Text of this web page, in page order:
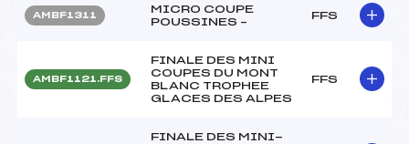
AMBF1311
MICRO COUPE
POUSSINES –
FFS
AMBF1121.FFS
FINALE DES MINI
COUPES DU MONT
BLANC TROPHEE
GLACES DES ALPES
FFS
FINALE DES MINI-